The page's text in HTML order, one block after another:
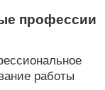
профессии
работы